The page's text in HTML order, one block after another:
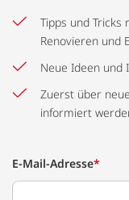
Tipps und Tricks
Renovieren und
Neue Ideen und
Zuerst über
informiert
E-Mail-Adresse*